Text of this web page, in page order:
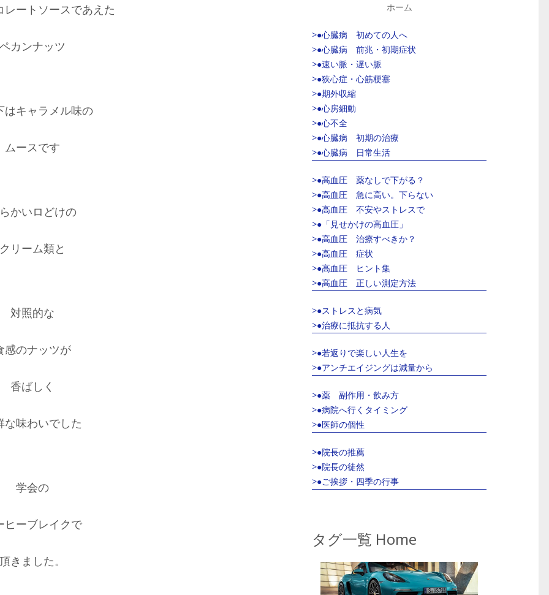
レートソースであえた
カンナッツ
はキャラメル味の
ムースです
かいロどけの
リーム類と
対照的な
感のナッツが
香ばしく
な味わいでした
学会の
ヒーブレイクで
きました。
ホーム
>●心臓病 初めての人へ
>●心臓病 前兆・初期症状
>●速い脈・遅い脈
>●狭心症・心筋梗塞
>●期外収縮
>●心房細動
>●心不全
>●心臓病 初期の治療
>●心臓病 日常生活
>●高血圧 薬なしで下がる？
>●高血圧 急に高い。下らない
>●高血圧 不安やストレスで
>●「見せかけの高血圧」
>●高血圧 治療すべきか？
>●高血圧 症状
>●高血圧 ヒント集
>●高血圧 正しい測定方法
>●ストレスと病気
>●治療に抵抗する人
>●若返りで楽しい人生を
>●アンチエイジングは減量から
>●薬 副作用・飲み方
>●病院へ行くタイミング
>●医師の個性
>●院長の推薦
>●院長の徒然
>●ご挨拶・四季の行事
タグ一覧 Home